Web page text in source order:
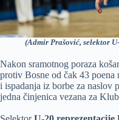
(Admir Prašović, selektor
Nakon sramotnog poraza
protiv Bosne od čak 43 poena
i ispadanja iz borbe za naslov
jedna činjenica vezana za